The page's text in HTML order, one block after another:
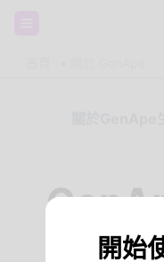
開始
開始